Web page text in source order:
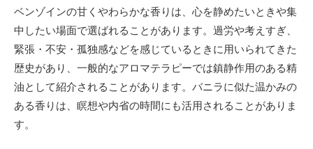
ベンゾインの甘くやわらかな香りは、心を静めたいときや集
中したい場面で選ばれることがあります。過労や考えすぎ、
緊張・不安・孤独感などを感じているときに用いられてきた
歴史があり、一般的なアロマテラピーでは鎮静作用のある精
油として紹介されることがあります。バニラに似た温かみの
ある香りは、瞑想や内省の時間にも活用されることがありま
す。